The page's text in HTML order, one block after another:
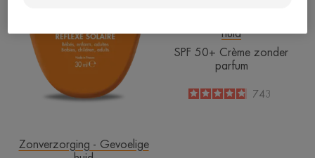
Zonverzorging - Gevoelige
huid
SPF 50+ Crème zonder
parfum
4.8
/
5
743